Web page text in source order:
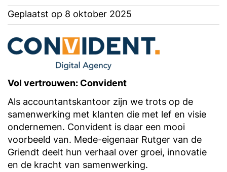
Geplaatst op 8 oktober 2025
Vol vertrouwen: Convident
Als accountantskantoor zijn we trots op de
samenwerking met klanten die met lef en visie
ondernemen. Convident is daar een mooi
voorbeeld van. Mede-eigenaar Rutger van de
Griendt deelt hun verhaal over groei, innovatie
en de kracht van samenwerking.